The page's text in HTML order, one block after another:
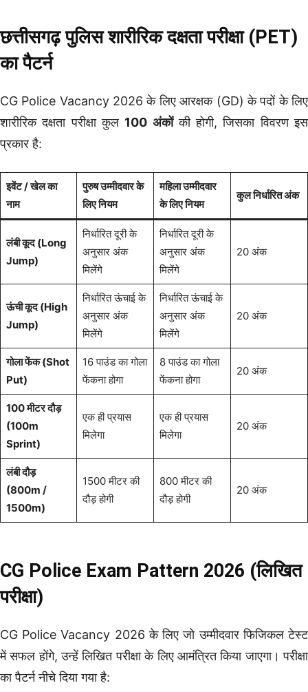
छत्तीसगढ़ पुलिस शारीरिक दक्षता परीक्षा (PET)
का पैटर्न
CG Police Vacancy 2026 के लिए आरक्षक (GD) के पदों के लिए
शारीरिक दक्षता परीक्षा कुल 100 अंकोंकी होगी, जिसका विवरण इस
प्रकार है:
इवेंट / खेल का
नाम
पुरुष उम्मीदवार के
लिए नियम
महिला उम्मीदवार
के लिए नियम
कुल निर्धारित अंक
लंबी कूद (Long
Jump)
निर्धारित दूरी के
अनुसार अंक
मिलेंगे
निर्धारित दूरी के
अनुसार अंक
मिलेंगे
20 अंक
ऊंची कूद (High
Jump)
निर्धारित ऊंचाई के
अनुसार अंक
मिलेंगे
निर्धारित ऊंचाई के
अनुसार अंक
मिलेंगे
20 अंक
गोला फेंक (Shot
Put)
16 पाउंड का गोला
फेंकना होगा
8 पाउंड का गोला
फेंकना होगा
20 अंक
100 मीटर दौड़
(100m
Sprint)
एक ही प्रयास
मिलेगा
एक ही प्रयास
मिलेगा
20 अंक
लंबी दौड़
(800m /
1500m)
1500 मीटर की
दौड़ होगी
800 मीटर की
दौड़ होगी
20 अंक
CG Police Exam Pattern 2026 (लिखित
परीक्षा)
CG Police Vacancy 2026 के लिए जो उम्मीदवार फिजिकल टेस्ट
में सफल होंगे, उन्हें लिखित परीक्षा के लिए आमंत्रित किया जाएगा। परीक्षा
का पैटर्न नीचे दिया गया है: